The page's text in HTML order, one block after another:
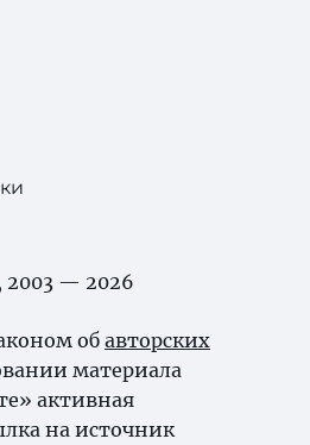
, 2003 — 2026
об авторских
материала
активная
на источник